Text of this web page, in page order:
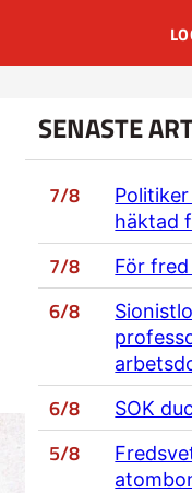
SENASTE
7/8
häktad
7/8 För
6/8
6/8 SOK
5/8